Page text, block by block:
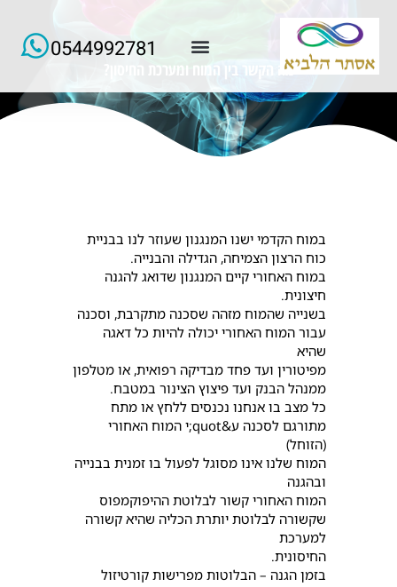
0544992781
למידע ורישום של הרצאות החודש
מה הקשר בין המוח ומערכת החיסון?
במוח הקדמי ישנו המנגנון שעוזר לנו בבניית
כוח הרצון הצמיחה, הגדילה והבנייה.
במוח האחורי קיים המנגנון שדואג להגנה
חיצונית.
בשנייה שהמוח מזהה שסכנה מתקרבת, וסכנה
עבור המוח האחורי יכולה להיות כל דאגה
שהיא
מפיטורין ועד פחד מבדיקה רפואית, או מטלפון
ממנהל הבנק ועד פיצוץ הצינור במטבח.
כל מצב בו אנחנו נכנסים ללחץ או מתח
מתורגם לסכנה ע&quot;י המוח האחורי
(הזוחל)
המוח שלנו אינו מסוגל לפעול בו זמנית בבנייה
ובהגנה
המוח האחורי קשור לבלוטת ההיפוקמפוס
שקשורה לבלוטת יותרת הכליה שהיא קשורה
למערכת
החיסונית.
בזמן הגנה – הבלוטות מפרישות קורטיזול